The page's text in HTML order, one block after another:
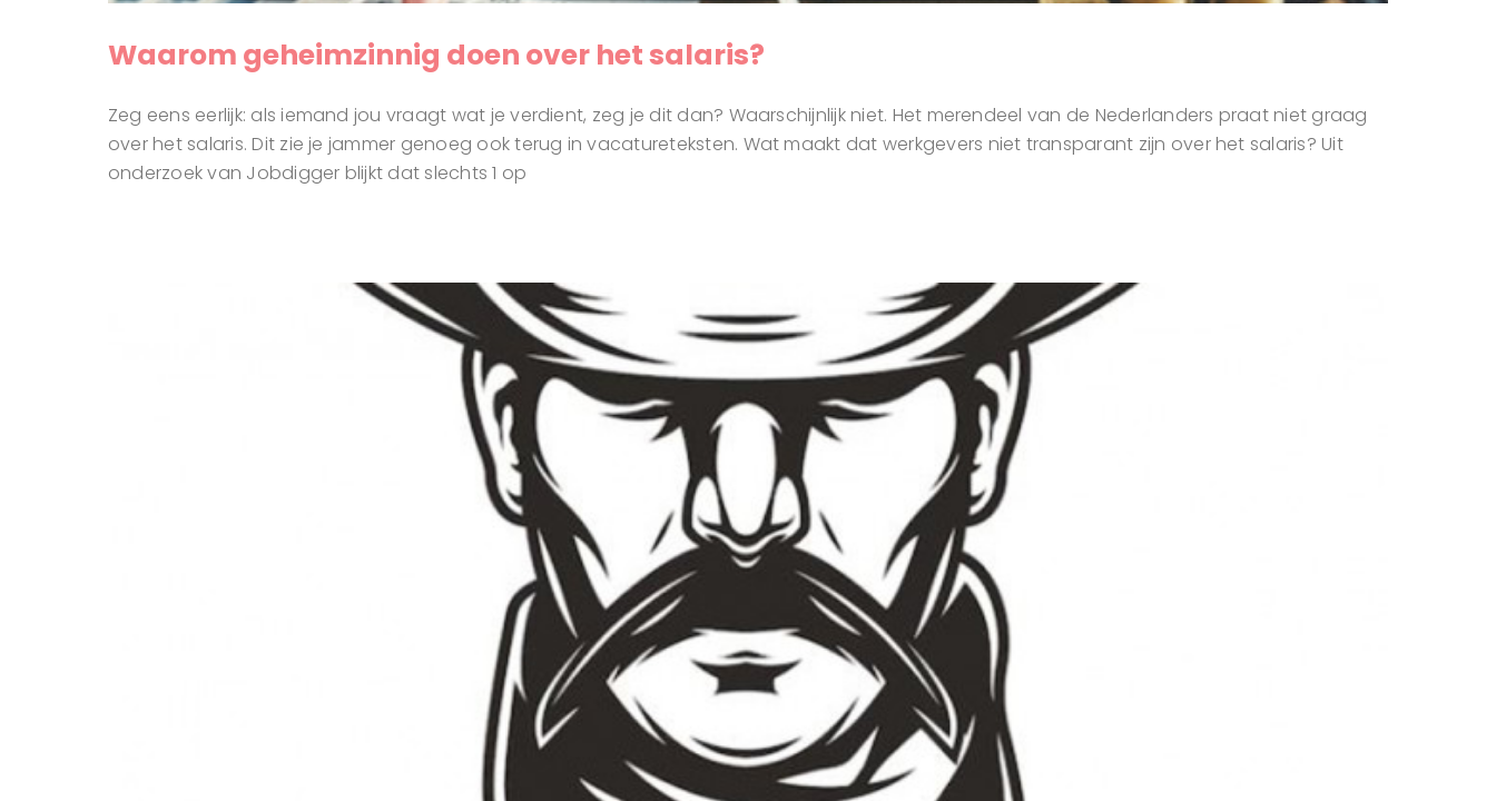
Waarom geheimzinnig doen over het salaris?
Zeg eens eerlijk: als iemand jou vraagt wat je verdient, zeg je dit dan? Waarschijnlijk niet. Het merendeel van de Nederlanders praat niet graag
over het salaris. Dit zie je jammer genoeg ook terug in vacatureteksten. Wat maakt dat werkgevers niet transparant zijn over het salaris? Uit
onderzoek van Jobdigger blijkt dat slechts 1 op